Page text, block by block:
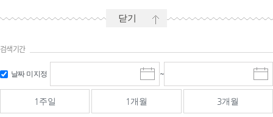
닫기
검색기간
날짜 미지정
시
작
일
선
~
마
감
선
1주일 1개월 3개월